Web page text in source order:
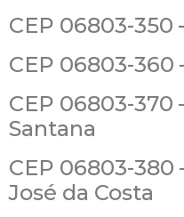
CEP 06803-350
CEP 06803-360
CEP 06803-370
Santana
CEP 06803-380
José da Costa